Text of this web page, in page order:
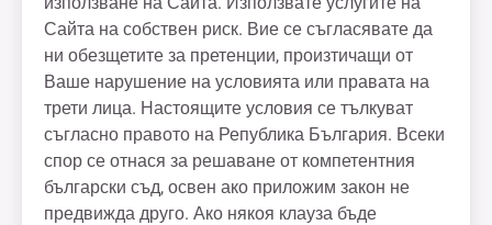
Сайта на собствен риск. Вие се съгласявате да
ни обезщетите за претенции, произтичащи от
Ваше нарушение на условията или правата на
трети лица. Настоящите условия се тълкуват
съгласно правото на Република България. Всеки
спор се отнася за решаване от компетентния
български съд, освен ако приложим закон не
предвижда друго. Ако някоя клауза бъде